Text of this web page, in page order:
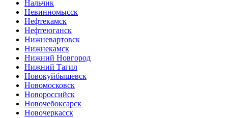
Нальчик
Невинномысск
Нефтекамск
Нефтеюганск
Нижневартовск
Нижнекамск
Нижний Новгород
Нижний Тагил
Новокуйбышевск
Новомосковск
Новороссийск
Новочебоксарск
Новочеркасск